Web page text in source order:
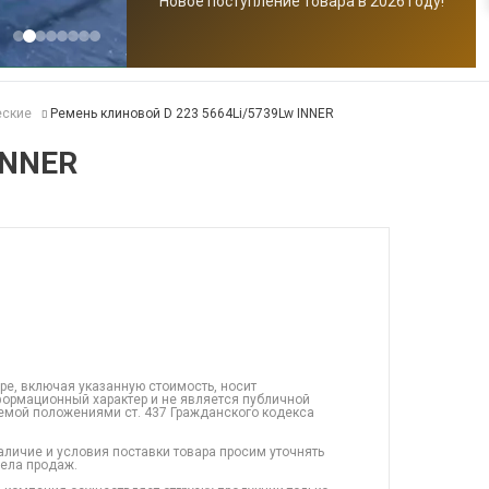
Ремень клиновой D 223 5664Li/5739Lw INNER
включая указанную стоимость, носит
характер и не является публичной
положениями ст. 437 Гражданского кодекса
и условия поставки товара просим уточнять
продаж.